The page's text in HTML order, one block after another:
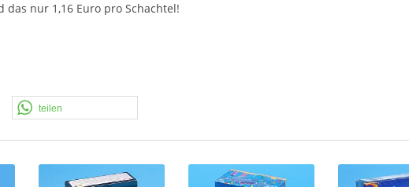
das nur 1,16 Euro pro Schachtel!
teilen